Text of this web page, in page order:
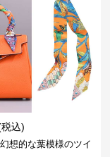
込)
想的な葉模様のツイ